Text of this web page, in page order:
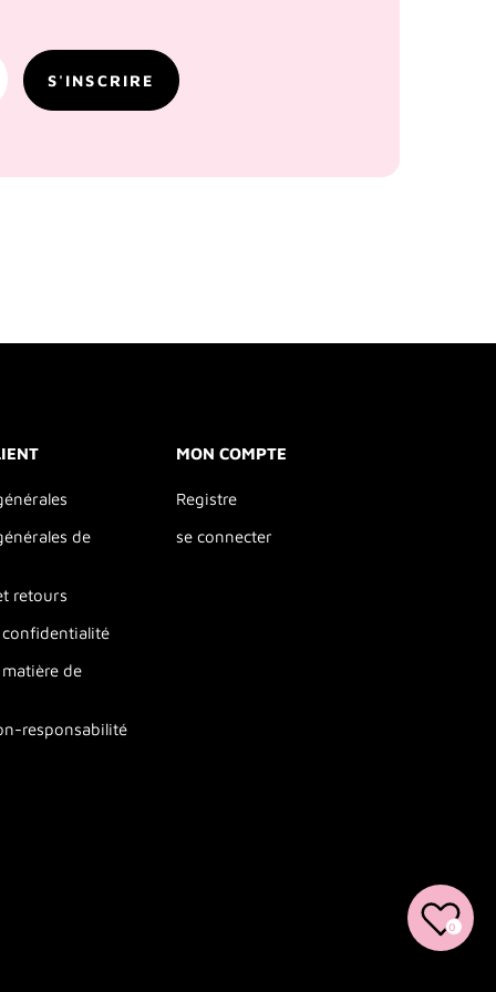
de
retours
de
responsabilité
MON COMPTE
Registre
se connecter
0